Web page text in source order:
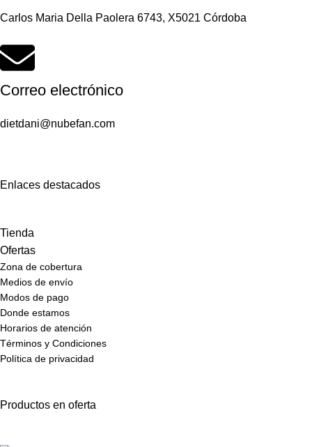
Carlos Maria Della Paolera 6743, X5021 Córdoba
Correo electrónico
dietdani@nubefan.com
Enlaces destacados
Tienda
Ofertas
Zona de cobertura
Medios de envío
Modos de pago
Donde estamos
Horarios de atención
Términos y Condiciones
Política de privacidad
Productos en oferta